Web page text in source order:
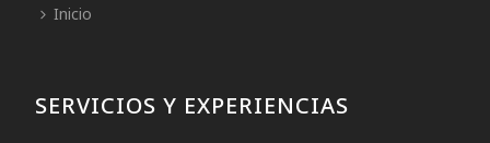
Inicio
SERVICIOS Y EXPERIENCIAS